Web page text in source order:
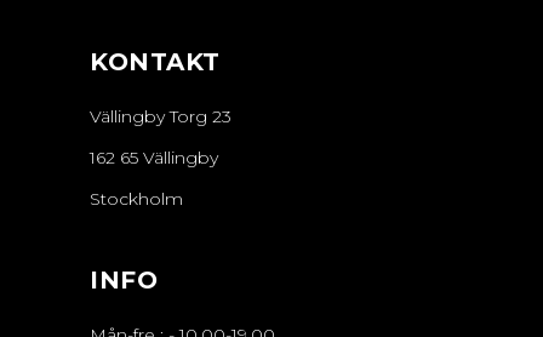
KONTAKT
Vällingby Torg 23
162 65 Vällingby
Stockholm
INFO